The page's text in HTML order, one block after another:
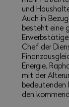
und
Auch in
besteht eine
Chef der
Energie,
mit der
bedeutenden
den